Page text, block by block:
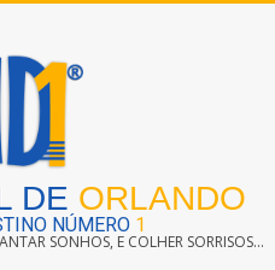
DE ORLANDO
NÚMERO 1
SONHOS, E COLHER SORRISOS...